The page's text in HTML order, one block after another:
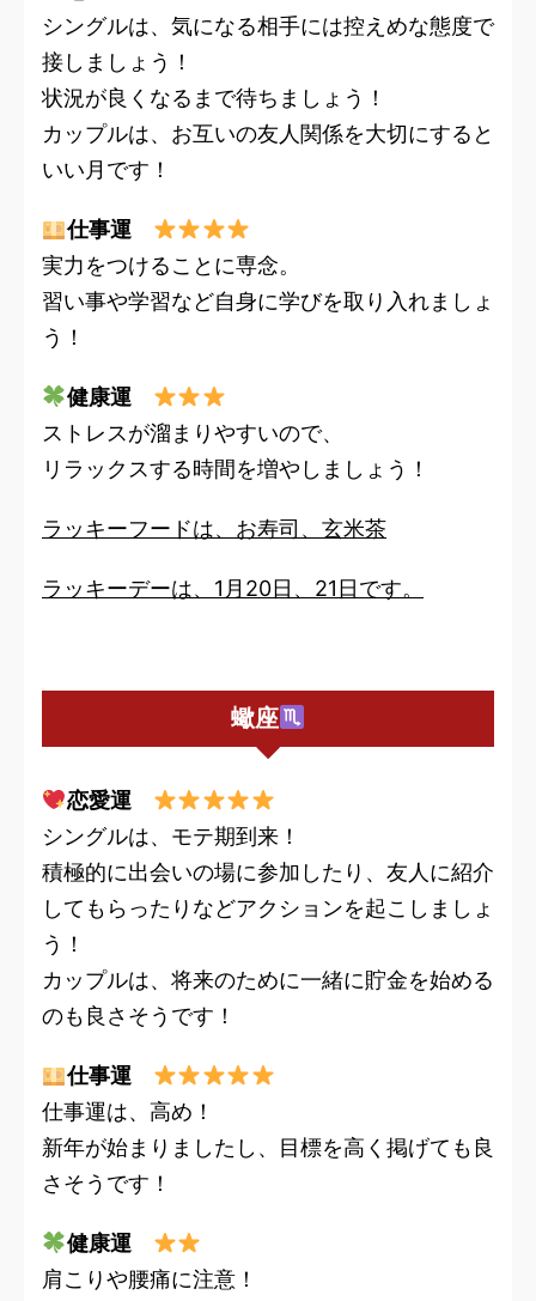
シングルは、気になる相手には控えめな態度で
接しましょう！
状況が良くなるまで待ちましょう！
カップルは、お互いの友人関係を大切にすると
いい月です！
仕事運
実力をつけることに専念。
習い事や学習など自身に学びを取り入れましょ
う！
健康運
ストレスが溜まりやすいので、
リラックスする時間を増やしましょう！
ラッキーフードは、お寿司、玄米茶
ラッキーデーは、1月20日、21日です。
蠍座
恋愛運
シングルは、モテ期到来！
積極的に出会いの場に参加したり、友人に紹介
してもらったりなどアクションを起こしましょ
う！
カップルは、将来のために一緒に貯金を始める
のも良さそうです！
仕事運
仕事運は、高め！
新年が始まりましたし、目標を高く掲げても良
さそうです！
健康運
肩こりや腰痛に注意！